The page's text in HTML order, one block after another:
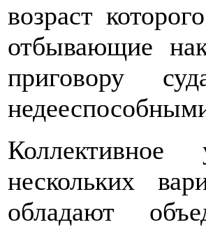
возраст
отбывающие
приговору
нескольких
обладают